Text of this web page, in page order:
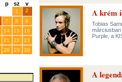
p sz v
1
2
7 8
9
14 15
16
21 22
23
28 29
30
A krém
Tobias
Purple, a
A